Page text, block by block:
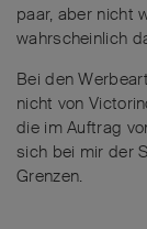
paar, aber nicht
wahrscheinlich
Bei den
nicht von
die im Auftrag
sich bei mir der
Grenzen.